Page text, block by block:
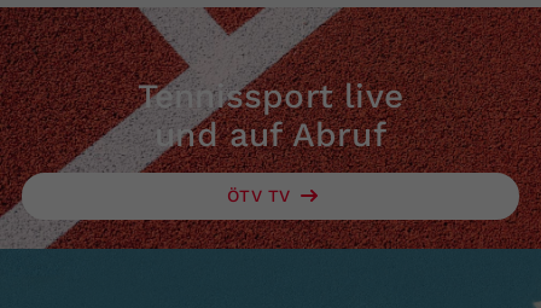
Tennissport live
und auf Abruf
ÖTV TV